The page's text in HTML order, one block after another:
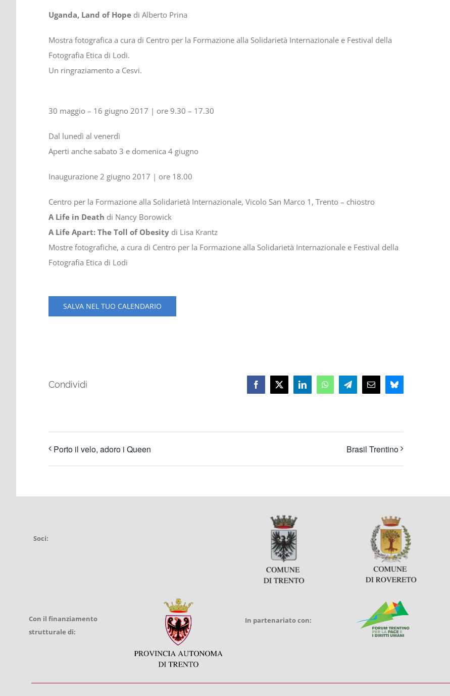
Uganda, Land of Hope di Alberto Prina
Mostra fotografica a cura di Centro per la Formazione alla Solidarietà Internazionale e Festival della
Fotografia Etica di Lodi.
Un ringraziamento a Cesvi.
30 maggio – 16 giugno 2017 | ore 9.30 – 17.30
Dal lunedì al venerdì
Aperti anche sabato 3 e domenica 4 giugno
Inaugurazione 2 giugno 2017 | ore 18.00
Centro per la Formazione alla Solidarietà Internazionale, Vicolo San Marco 1, Trento – chiostro
A Life in Death di Nancy Borowick
A Life Apart: The Toll of Obesity di Lisa Krantz
Mostre fotografiche, a cura di Centro per la Formazione alla Solidarietà Internazionale e Festival della
Fotografia Etica di Lodi
SALVA NEL TUO CALENDARIO
Condividi Facebook
X LinkedInWhatsAppTelegramEmail Bluesky
Porto il velo, adoro i Queen Brasil Trentino
Soci:
Con il finanziamento
strutturale di:
In partenariato con: